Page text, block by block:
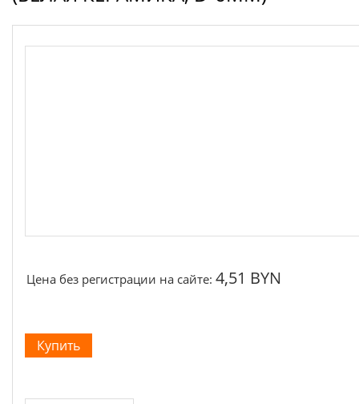
Якоря, статоры
Цена без регистрации на сайте: 4,51 BYN